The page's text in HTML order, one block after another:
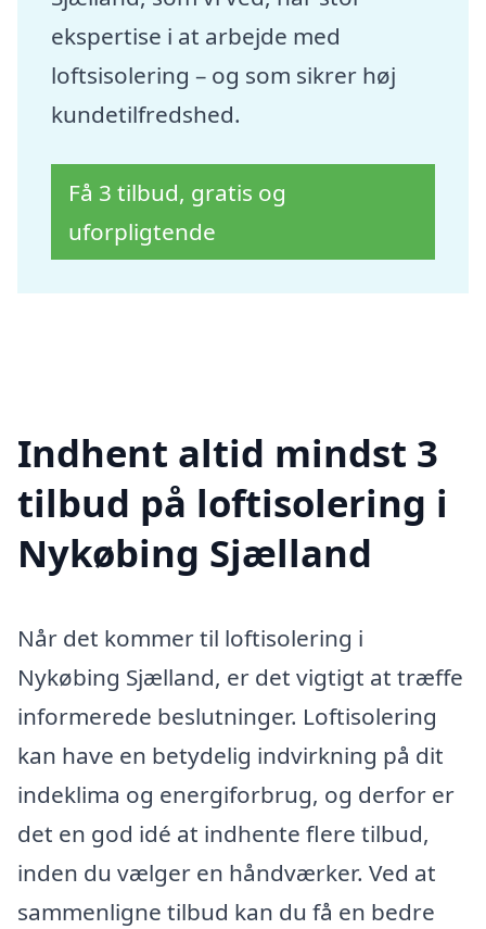
ekspertise i at arbejde med
loftsisolering – og som sikrer høj
kundetilfredshed.
Få 3 tilbud, gratis og
uforpligtende
Indhent altid mindst 3
tilbud på loftisolering i
Nykøbing Sjælland
Når det kommer til loftisolering i
Nykøbing Sjælland, er det vigtigt at træffe
informerede beslutninger. Loftisolering
kan have en betydelig indvirkning på dit
indeklima og energiforbrug, og derfor er
det en god idé at indhente flere tilbud,
inden du vælger en håndværker. Ved at
sammenligne tilbud kan du få en bedre